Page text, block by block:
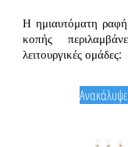
Η ημιαυτόματη
κοπής
λειτουργικές ομάδες: